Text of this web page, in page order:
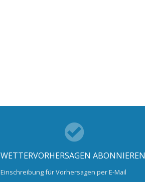
WETTERVORHERSAGEN ABONNIEREN
Einschreibung für Vorhersagen per E-Mail